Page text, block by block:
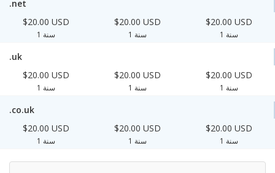
.net
$20.00 USD
1 سنة
$20.00 USD
1 سنة
$20.00 USD
1 سنة
.uk
$20.00 USD
1 سنة
$20.00 USD
1 سنة
$20.00 USD
1 سنة
.co.uk
$20.00 USD
1 سنة
$20.00 USD
1 سنة
$20.00 USD
1 سنة